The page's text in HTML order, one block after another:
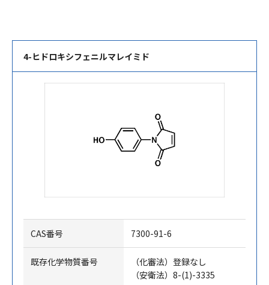
4-ヒドロキシフェニルマレイミド
CAS番号 7300-91-6
既存化学物質番号
（化審法）登録なし
（安衛法）8-(1)-3335